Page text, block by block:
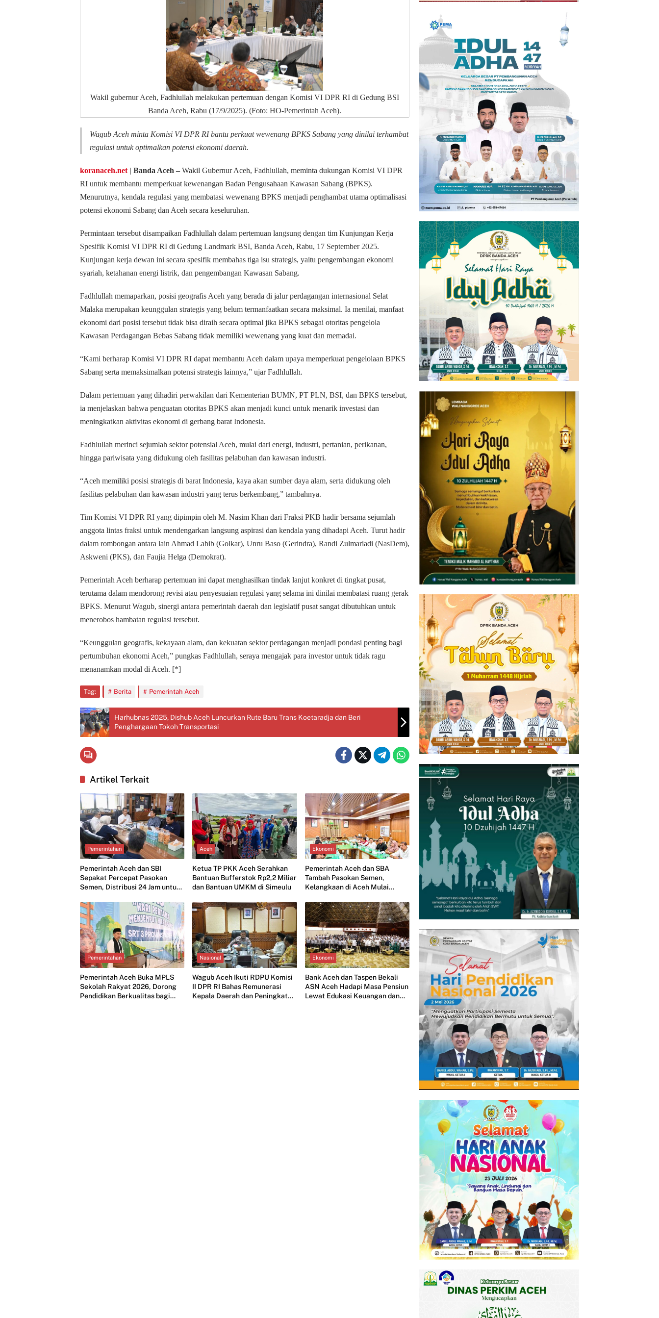
Wakil gubernur Aceh, Fadhlullah melakukan pertemuan dengan Komisi VI DPR RI di Gedung BSI
Banda Aceh, Rabu (17/9/2025). (Foto: HO-Pemerintah Aceh).
Wagub Aceh minta Komisi VI DPR RI bantu perkuat wewenang BPKS Sabang yang dinilai terhambat
regulasi untuk optimalkan potensi ekonomi daerah.
koranaceh.net | Banda Aceh – Wakil Gubernur Aceh, Fadhlullah, meminta dukungan Komisi VI DPR
RI untuk membantu memperkuat kewenangan Badan Pengusahaan Kawasan Sabang (BPKS).
Menurutnya, kendala regulasi yang membatasi wewenang BPKS menjadi penghambat utama optimalisasi
potensi ekonomi Sabang dan Aceh secara keseluruhan.
Permintaan tersebut disampaikan Fadhlullah dalam pertemuan langsung dengan tim Kunjungan Kerja
Spesifik Komisi VI DPR RI di Gedung Landmark BSI, Banda Aceh, Rabu, 17 September 2025.
Kunjungan kerja dewan ini secara spesifik membahas tiga isu strategis, yaitu pengembangan ekonomi
syariah, ketahanan energi listrik, dan pengembangan Kawasan Sabang.
Fadhlullah memaparkan, posisi geografis Aceh yang berada di jalur perdagangan internasional Selat
Malaka merupakan keunggulan strategis yang belum termanfaatkan secara maksimal. Ia menilai, manfaat
ekonomi dari posisi tersebut tidak bisa diraih secara optimal jika BPKS sebagai otoritas pengelola
Kawasan Perdagangan Bebas Sabang tidak memiliki wewenang yang kuat dan memadai.
“Kami berharap Komisi VI DPR RI dapat membantu Aceh dalam upaya memperkuat pengelolaan BPKS
Sabang serta memaksimalkan potensi strategis lainnya,” ujar Fadhlullah.
Dalam pertemuan yang dihadiri perwakilan dari Kementerian BUMN, PT PLN, BSI, dan BPKS tersebut,
ia menjelaskan bahwa penguatan otoritas BPKS akan menjadi kunci untuk menarik investasi dan
meningkatkan aktivitas ekonomi di gerbang barat Indonesia.
Fadhlullah merinci sejumlah sektor potensial Aceh, mulai dari energi, industri, pertanian, perikanan,
hingga pariwisata yang didukung oleh fasilitas pelabuhan dan kawasan industri.
“Aceh memiliki posisi strategis di barat Indonesia, kaya akan sumber daya alam, serta didukung oleh
fasilitas pelabuhan dan kawasan industri yang terus berkembang,” tambahnya.
Tim Komisi VI DPR RI yang dipimpin oleh M. Nasim Khan dari Fraksi PKB hadir bersama sejumlah
anggota lintas fraksi untuk mendengarkan langsung aspirasi dan kendala yang dihadapi Aceh. Turut hadir
dalam rombongan antara lain Ahmad Labib (Golkar), Unru Baso (Gerindra), Randi Zulmariadi (NasDem),
Askweni (PKS), dan Faujia Helga (Demokrat).
Pemerintah Aceh berharap pertemuan ini dapat menghasilkan tindak lanjut konkret di tingkat pusat,
terutama dalam mendorong revisi atau penyesuaian regulasi yang selama ini dinilai membatasi ruang gerak
BPKS. Menurut Wagub, sinergi antara pemerintah daerah dan legislatif pusat sangat dibutuhkan untuk
menerobos hambatan regulasi tersebut.
“Keunggulan geografis, kekayaan alam, dan kekuatan sektor perdagangan menjadi pondasi penting bagi
pertumbuhan ekonomi Aceh,” pungkas Fadhlullah, seraya mengajak para investor untuk tidak ragu
menanamkan modal di Aceh. [*]
Tag: Berita Pemerintah Aceh
Harhubnas 2025, Dishub Aceh Luncurkan Rute Baru Trans Koetaradja dan Beri
Penghargaan Tokoh Transportasi
Artikel Terkait
Pemerintahan
Pemerintah Aceh dan SBI
Sepakat Percepat Pasokan
Semen, Distribusi 24 Jam untuk
Aceh
Ketua TP PKK Aceh Serahkan
Bantuan Bufferstok Rp2,2 Miliar
dan Bantuan UMKM di Simeulu
Ekonomi
Pemerintah Aceh dan SBA
Tambah Pasokan Semen,
Kelangkaan di Aceh Mulai
Pemerintahan
Pemerintah Aceh Buka MPLS
Sekolah Rakyat 2026, Dorong
Pendidikan Berkualitas bagi
Nasional
Wagub Aceh Ikuti RDPU Komisi
II DPR RI Bahas Remunerasi
Kepala Daerah dan Peningkatan
Ekonomi
Bank Aceh dan Taspen Bekali
ASN Aceh Hadapi Masa Pensiun
Lewat Edukasi Keuangan dan